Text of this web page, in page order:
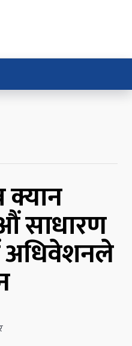
क्यान
साधारण